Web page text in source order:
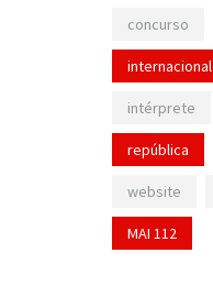
concurso
internacional
intérprete
república
website
MAI 112